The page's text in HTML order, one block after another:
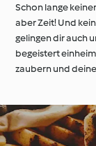
Schon lange
aber Zeit! Und
gelingen dir auch
begeistert
zaubern und